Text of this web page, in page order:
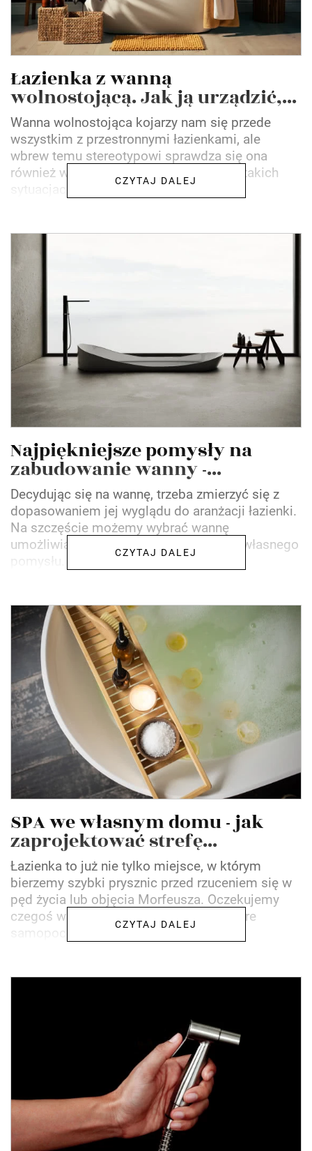
Łazienka z wanną
wolnostojącą. Jak ją urządzić,...
Wanna wolnostojąca kojarzy nam się przede
wszystkim z przestronnymi łazienkami, ale
wbrew temu stereotypowi sprawdza się ona
również w małych pomieszczeniach. W takich
sytuacjach jest to nieco...
CZYTAJ DALEJ
Najpiękniejsze pomysły na
zabudowanie wanny -...
Decydując się na wannę, trzeba zmierzyć się z
dopasowaniem jej wyglądu do aranżacji łazienki.
Na szczęście możemy wybrać wannę
umożliwiającą zabudowanie jej według własnego
pomysłu. Wanna obudowana...
CZYTAJ DALEJ
SPA we własnym domu - jak
zaprojektować strefę...
Łazienka to już nie tylko miejsce, w którym
bierzemy szybki prysznic przed rzuceniem się w
pęd życia lub objęcia Morfeusza. Oczekujemy
czegoś więcej i słusznie. Dbałość o dobre
CZYTAJ DALEJ